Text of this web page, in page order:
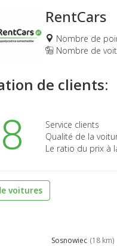
RentCars
Nombre de
Nombre de
de clients:
Service clients
Qualité de la
Le ratio du prix à
voitures
Sosnowiec (18 km)